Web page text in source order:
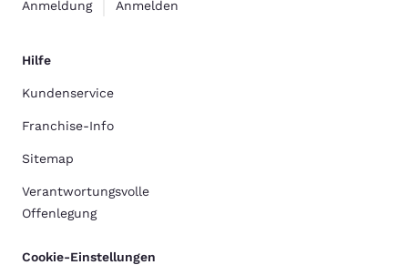
Anmeldung Anmelden
Hilfe
Kundenservice
Franchise-Info
Sitemap
Verantwortungsvolle
Offenlegung
Cookie-Einstellungen